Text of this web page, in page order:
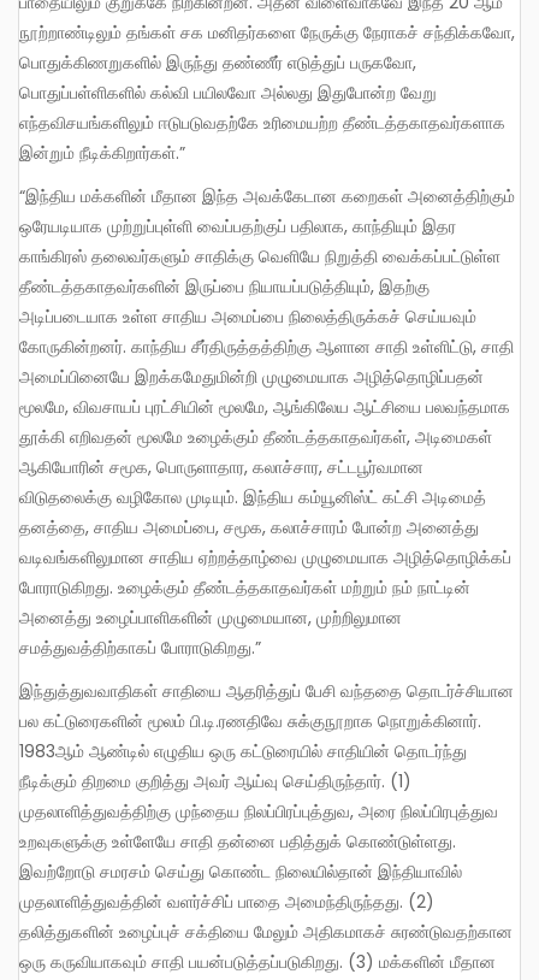
நூற்றாண்டிலும் தங்கள் சக மனிதர்களை நேருக்கு நேராகச் சந்திக்கவோ,
பொதுக்கிணறுகளில் இருந்து தண்ணீர் எடுத்துப் பருகவோ,
பொதுப்பள்ளிகளில் கல்வி பயிலவோ அல்லது இதுபோன்ற வேறு
எந்தவிசயங்களிலும் ஈடுபடுவதற்கே உரிமையற்ற தீண்டத்தகாதவர்களாக
இன்றும் நீடிக்கிறார்கள்.”
“இந்திய மக்களின் மீதான இந்த அவக்கேடான கறைகள் அனைத்திற்கும்
ஒரேயடியாக முற்றுப்புள்ளி வைப்பதற்குப் பதிலாக, காந்தியும் இதர
காங்கிரஸ் தலைவர்களும் சாதிக்கு வெளியே நிறுத்தி வைக்கப்பட்டுள்ள
தீண்டத்தகாதவர்களின் இருப்பை நியாயப்படுத்தியும், இதற்கு
அடிப்படையாக உள்ள சாதிய அமைப்பை நிலைத்திருக்கச் செய்யவும்
கோருகின்றனர். காந்திய சீர்திருத்தத்திற்கு ஆளான சாதி உள்ளிட்டு, சாதி
அமைப்பினையே இறக்கமேதுமின்றி முழுமையாக அழித்தொழிப்பதன்
மூலமே, விவசாயப் புரட்சியின் மூலமே, ஆங்கிலேய ஆட்சியை பலவந்தமாக
தூக்கி எறிவதன் மூலமே உழைக்கும் தீண்டத்தகாதவர்கள், அடிமைகள்
ஆகியோரின் சமூக, பொருளாதார, கலாச்சார, சட்டபூர்வமான
விடுதலைக்கு வழிகோல முடியும். இந்திய கம்யூனிஸ்ட் கட்சி அடிமைத்
தனத்தை, சாதிய அமைப்பை, சமூக, கலாச்சாரம் போன்ற அனைத்து
வடிவங்களிலுமான சாதிய ஏற்றத்தாழ்வை முழுமையாக அழித்தொழிக்கப்
போராடுகிறது. உழைக்கும் தீண்டத்தகாதவர்கள் மற்றும் நம் நாட்டின்
அனைத்து உழைப்பாளிகளின் முழுமையான, முற்றிலுமான
சமத்துவத்திற்காகப் போராடுகிறது.”
இந்துத்துவவாதிகள் சாதியை ஆதரித்துப் பேசி வந்ததை தொடர்ச்சியான
பல கட்டுரைகளின் மூலம் பி.டி.ரணதிவே சுக்குநூறாக நொறுக்கினார்.
1983ஆம் ஆண்டில் எழுதிய ஒரு கட்டுரையில் சாதியின் தொடர்ந்து
நீடிக்கும் திறமை குறித்து அவர் ஆய்வு செய்திருந்தார். (1)
முதலாளித்துவத்திற்கு முந்தைய நிலப்பிரப்புத்துவ, அரை நிலப்பிரபுத்துவ
உறவுகளுக்கு உள்ளேயே சாதி தன்னை பதித்துக் கொண்டுள்ளது.
இவற்றோடு சமரசம் செய்து கொண்ட நிலையில்தான் இந்தியாவில்
முதலாளித்துவத்தின் வளர்ச்சிப் பாதை அமைந்திருந்தது. (2)
தலித்துகளின் உழைப்புச் சக்தியை மேலும் அதிகமாகச் சுரண்டுவதற்கான
ஒரு கருவியாகவும் சாதி பயன்படுத்தப்படுகிறது. (3) மக்களின் மீதான